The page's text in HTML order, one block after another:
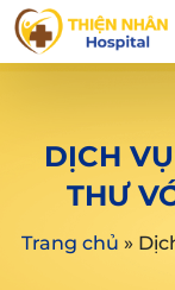
DỊCH
THƯ
Trang chủ »